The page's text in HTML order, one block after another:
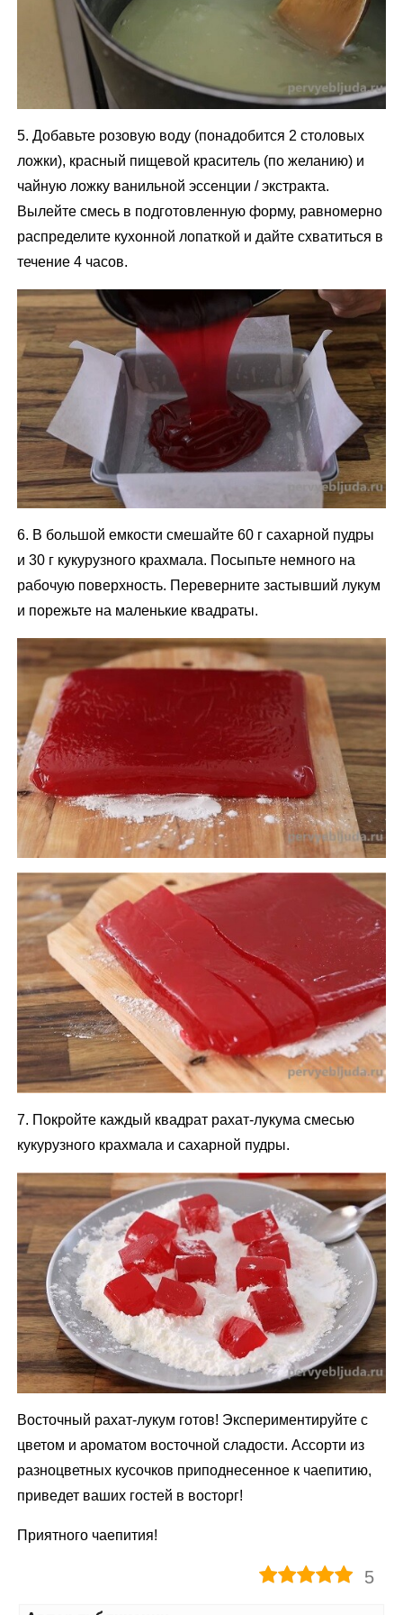
5. Добавьте розовую воду (понадобится 2 столовых
ложки), красный пищевой краситель (по желанию) и
чайную ложку ванильной эссенции / экстракта.
Вылейте смесь в подготовленную форму, равномерно
распределите кухонной лопаткой и дайте схватиться в
течение 4 часов.
6. В большой емкости смешайте 60 г сахарной пудры
и 30 г кукурузного крахмала. Посыпьте немного на
рабочую поверхность. Переверните застывший лукум
и порежьте на маленькие квадраты.
7. Покройте каждый квадрат рахат-лукума смесью
кукурузного крахмала и сахарной пудры.
Восточный рахат-лукум готов! Экспериментируйте с
цветом и ароматом восточной сладости. Ассорти из
разноцветных кусочков приподнесенное к чаепитию,
приведет ваших гостей в восторг!
Приятного чаепития!
5